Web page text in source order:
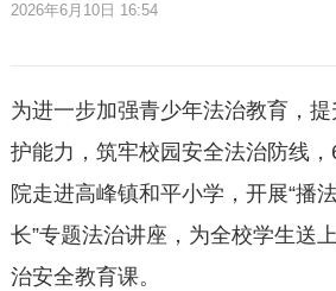
2026年6月10日 16:54
为进一步加强青少年法治教育，
护能力，筑牢校园安全法治防线
院走进高峰镇和平小学，开展“播
长”专题法治讲座，为全校学生送
治安全教育课。